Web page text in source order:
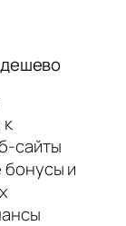
сайты
и